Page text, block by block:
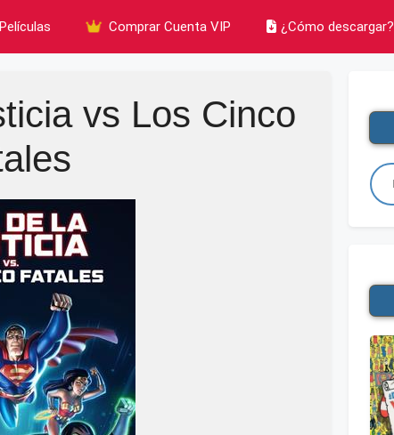
Películas Comprar Cuenta VIP ¿Cómo descargar?
vs Los Cinco